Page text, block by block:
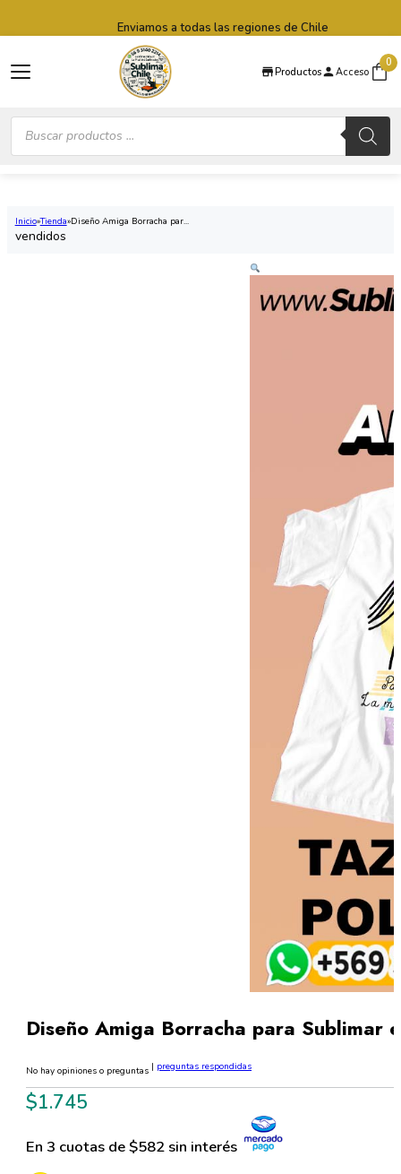
Productos Acceso
0
Búsqueda
productos
Enviamos a todas las regiones de Chile
Inicio Tienda Diseño Amiga Borracha par...
vendidos
Diseño Amiga Borracha para Sublimar
No hay opiniones o preguntas | preguntas respondidas
$1.745
En 3 cuotas de $582 sin interés